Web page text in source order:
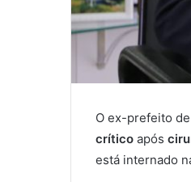
O ex-prefeito
crítico após
está internado